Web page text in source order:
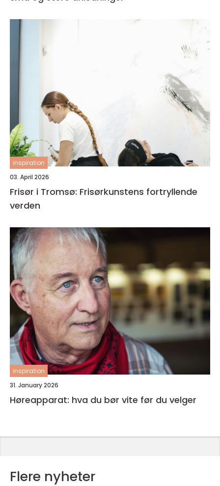
inspiration
03. April 2026
Frisør i Tromsø: Frisørkunstens fortryllende
verden
inspiration
31. January 2026
Høreapparat: hva du bør vite før du velger
Flere nyheter